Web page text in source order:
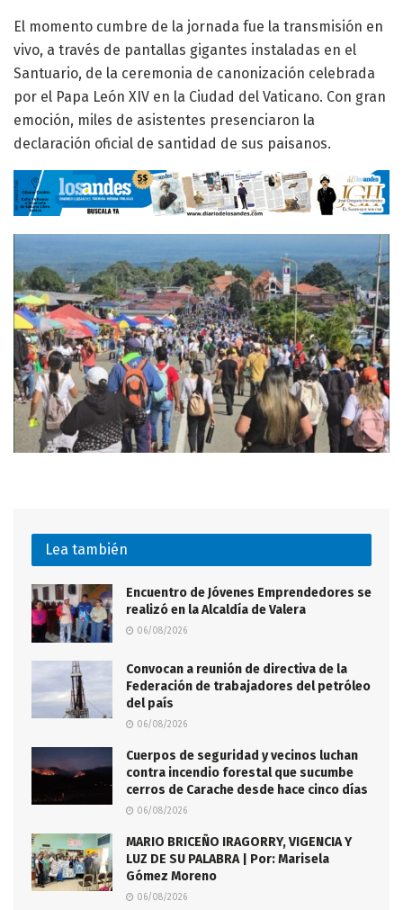
El momento cumbre de la jornada fue la transmisión en
vivo, a través de pantallas gigantes instaladas en el
Santuario, de la ceremonia de canonización celebrada
por el Papa León XIV en la Ciudad del Vaticano. Con gran
emoción, miles de asistentes presenciaron la
declaración oficial de santidad de sus paisanos.
Lea también
Encuentro de Jóvenes Emprendedores se
realizó en la Alcaldía de Valera
06/08/2026
Convocan a reunión de directiva de la
Federación de trabajadores del petróleo
del país
06/08/2026
Cuerpos de seguridad y vecinos luchan
contra incendio forestal que sucumbe
cerros de Carache desde hace cinco días
06/08/2026
MARIO BRICEÑO IRAGORRY, VIGENCIA Y
LUZ DE SU PALABRA | Por: Marisela
Gómez Moreno
06/08/2026